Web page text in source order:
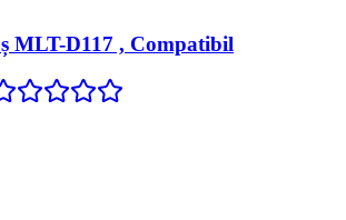
MLT-D117 , Compatibil